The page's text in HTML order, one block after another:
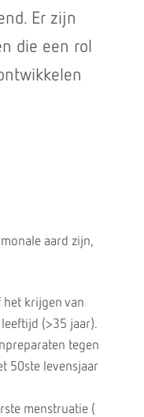
Er zijn
die een rol
aard zijn,
het krijgen van
(>35 jaar).
tegen
50ste levensjaar
menstruatie (